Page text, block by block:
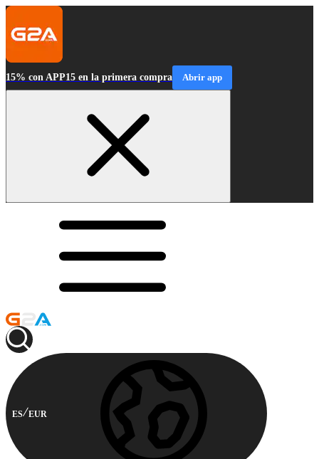
15% con APP15 en la primera compra Abrir app
ES EUR